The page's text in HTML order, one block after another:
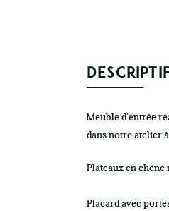
Meuble d’entrée
dans notre atelier
Plateaux en chêne
Placard avec